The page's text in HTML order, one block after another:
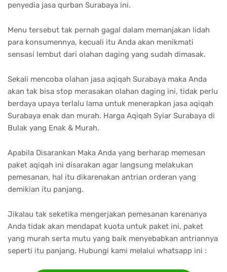
penyedia jasa qurban Surabaya ini.
Menu tersebut tak pernah gagal dalam memanjakan lidah
para konsumennya, kecuali itu Anda akan menikmati
sensasi lembut dari olahan daging yang sudah dimasak.
Sekali mencoba olahan jasa aqiqah Surabaya maka Anda
akan tak bisa stop merasakan olahan daging ini, tidak perlu
berdaya upaya terlalu lama untuk menerapkan jasa aqiqah
Surabaya enak dan murah. Harga Aqiqah Syiar Surabaya di
Bulak yang Enak & Murah.
Apabila Disarankan Maka Anda yang berharap memesan
paket aqiqah ini disarakan agar langsung melakukan
pemesanan, hal itu dikarenakan antrian orderan yang
demikian itu panjang.
Jikalau tak seketika mengerjakan pemesanan karenanya
Anda tidak akan mendapat kuota untuk paket ini, paket
yang murah serta mutu yang baik menyebabkan antriannya
seperti itu panjang. Hubungi kami melalui whatsapp ini :